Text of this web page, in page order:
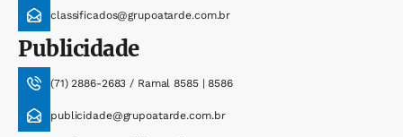
classificados@grupoatarde.com.br
Publicidade
(71) 2886-2683 / Ramal 8585 | 8586
publicidade@grupoatarde.com.br